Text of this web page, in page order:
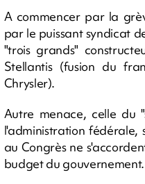
A commencer par la
par le puissant syndicat
"trois grands"
Stellantis (fusion du
Chrysler).
Autre menace, celle du
l'administration fédérale,
au Congrès ne
budget du gouvernement.